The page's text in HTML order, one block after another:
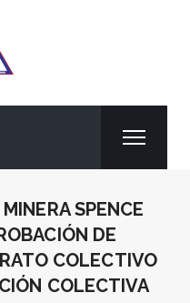
SPENCE
DE
COLECTIVO
COLECTIVA